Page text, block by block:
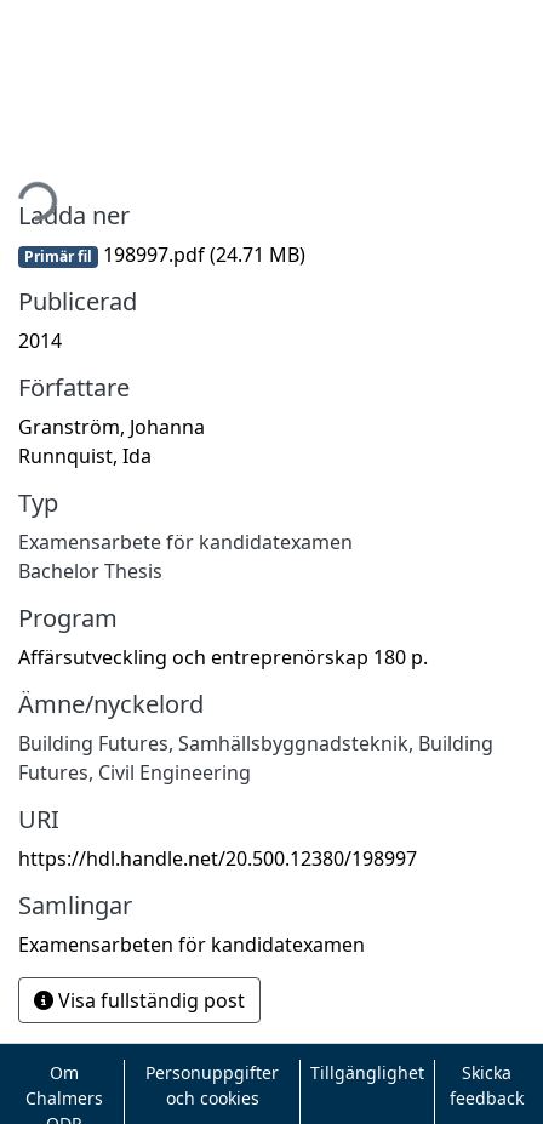
Ladda ner
Primär fil 198997.pdf(24.71 MB)
Publicerad
2014
Författare
Granström, Johanna
Runnquist, Ida
Typ
Examensarbete för kandidatexamen
Bachelor Thesis
Program
Affärsutveckling och entreprenörskap 180 p.
Ämne/nyckelord
Building Futures, Samhällsbyggnadsteknik, Building
Futures, Civil Engineering
URI
https://hdl.handle.net/20.500.12380/198997
Samlingar
Examensarbeten för kandidatexamen
Visa fullständig post
Om
Chalmers
Personuppgifter
och cookies
Tillgänglighet
Skicka
feedback